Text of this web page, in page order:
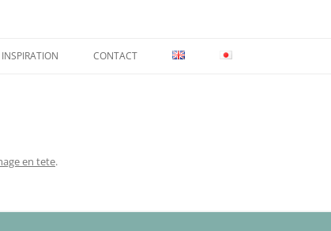
INSPIRATION CONTACT
en tete.